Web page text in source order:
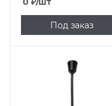
Под заказ